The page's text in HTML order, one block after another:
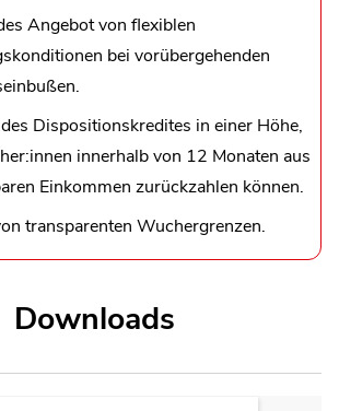
Angebot von flexiblen
bei vorübergehenden
Dispositionskredites in einer Höhe,
innerhalb von 12 Monaten aus
Einkommen zurückzahlen können.
transparenten Wuchergrenzen.
Downloads